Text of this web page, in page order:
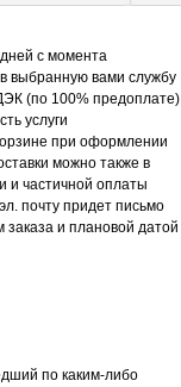
с момента
выбранную вами службу
(по 100% предоплате)
услуги
при оформлении
можно также в
и частичной оплаты
почту придет письмо
и плановой датой
по каким-либо